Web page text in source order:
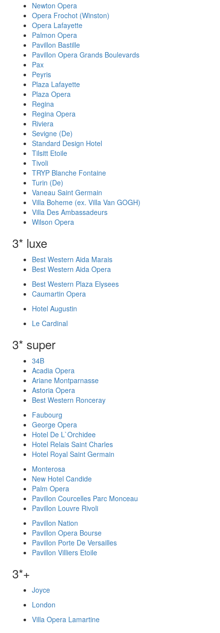
Newton Opera
Opera Frochot (Winston)
Opera Lafayette
Palmon Opera
Pavillon Bastille
Pavillon Opera Grands Boulevards
Pax
Peyris
Plaza Lafayette
Plaza Opera
Regina
Regina Opera
Riviera
Sevigne (De)
Standard Design Hotel
Tilsitt Etoile
Tivoli
TRYP Blanche Fontaine
Turin (De)
Vaneau Saint Germain
Villa Boheme (ex. Villa Van GOGH)
Villa Des Ambassadeurs
Wilson Opera
3* luxe
Best Western Aida Marais
Best Western Aida Opera
Best Western Plaza Elysees
Caumartin Opera
Hotel Augustin
Le Cardinal
3* super
34B
Acadia Opera
Ariane Montparnasse
Astoria Opera
Best Western Ronceray
Faubourg
George Opera
Hotel De L`Orchidee
Hotel Relais Saint Charles
Hotel Royal Saint Germain
Monterosa
New Hotel Candide
Palm Opera
Pavillon Courcelles Parc Monceau
Pavillon Louvre Rivoli
Pavillon Nation
Pavillon Opera Bourse
Pavillon Porte De Versailles
Pavillon Villiers Etoile
3*+
Joyce
London
Villa Opera Lamartine